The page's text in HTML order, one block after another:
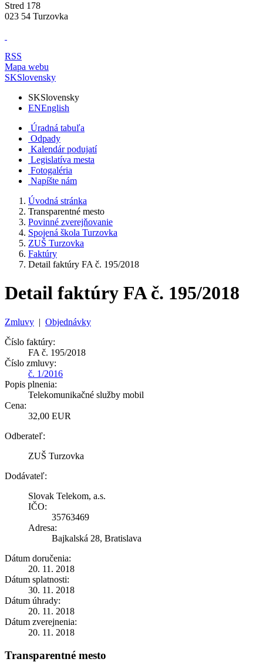
Stred 178
023 54 Turzovka
RSS
Mapa webu
SKSlovensky
SKSlovensky
ENEnglish
Úradná tabuľa
Odpady
Kalendár podujatí
Legislatíva mesta
Fotogaléria
Napíšte nám
Úvodná stránka
Transparentné mesto
Povinné zverejňovanie
Spojená škola Turzovka
ZUŠ Turzovka
Faktúry
Detail faktúry FA č. 195/2018
Detail faktúry FA č. 195/2018
Zmluvy | Objednávky
Číslo faktúry:
FA č. 195/2018
Číslo zmluvy:
č. 1/2016
Popis plnenia:
Telekomunikačné služby mobil
Cena:
32,00 EUR
Odberateľ:
ZUŠ Turzovka
Dodávateľ:
Slovak Telekom, a.s.
IČO:
35763469
Adresa:
Bajkalská 28, Bratislava
Dátum doručenia:
20. 11. 2018
Dátum splatnosti:
30. 11. 2018
Dátum úhrady:
20. 11. 2018
Dátum zverejnenia:
20. 11. 2018
Transparentné mesto